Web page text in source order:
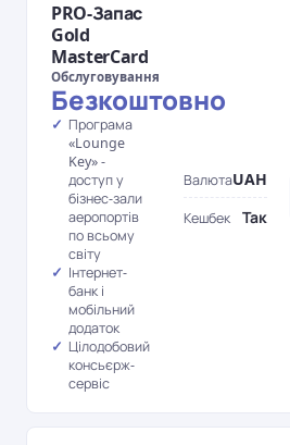
PRO-Запас
Gold
MasterCard
Обслуговування
Безкоштовно
Програма
«Lounge
Key» -
доступ у
бізнес-зали
аеропортів
по всьому
світу
Інтернет-
банк і
мобільний
додаток
Цілодобовий
консьєрж-
сервіс
ВалютаUAH
Кешбек Так